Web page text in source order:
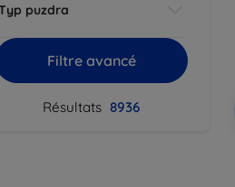
puzdra
Filtre avancé
Résultats 8936